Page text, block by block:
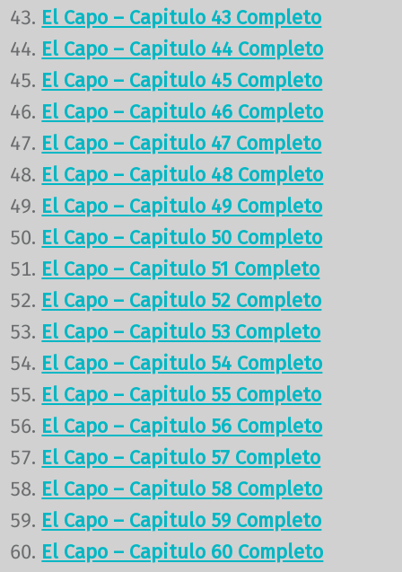
El Capo – Capitulo 43 Completo
El Capo – Capitulo 44 Completo
El Capo – Capitulo 45 Completo
El Capo – Capitulo 46 Completo
El Capo – Capitulo 47 Completo
El Capo – Capitulo 48 Completo
El Capo – Capitulo 49 Completo
El Capo – Capitulo 50 Completo
El Capo – Capitulo 51 Completo
El Capo – Capitulo 52 Completo
El Capo – Capitulo 53 Completo
El Capo – Capitulo 54 Completo
El Capo – Capitulo 55 Completo
El Capo – Capitulo 56 Completo
El Capo – Capitulo 57 Completo
El Capo – Capitulo 58 Completo
El Capo – Capitulo 59 Completo
El Capo – Capitulo 60 Completo